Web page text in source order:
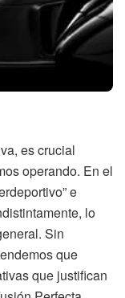
es crucial
operando. En el
e
lo
Sin
que
que justifican